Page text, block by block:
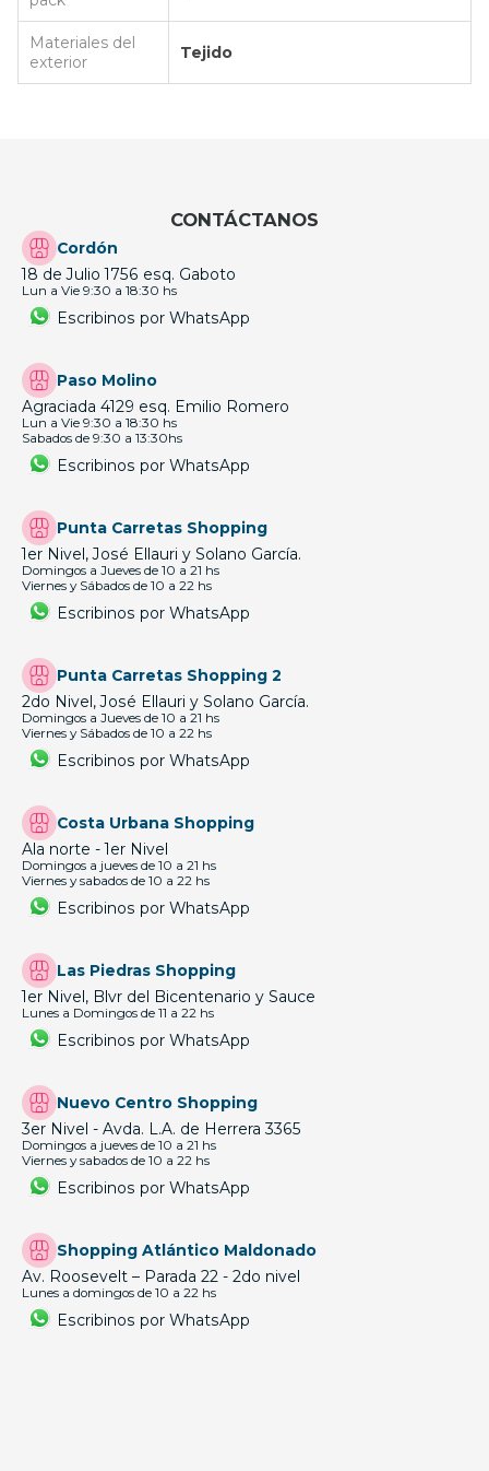
Materiales del
exterior
Tejido
CONTÁCTANOS
Cordón
18 de Julio 1756 esq. Gaboto
Lun a Vie 9:30 a 18:30 hs
Escribinos por WhatsApp
Paso Molino
Agraciada 4129 esq. Emilio Romero
Lun a Vie 9:30 a 18:30 hs
Sabados de 9:30 a 13:30hs
Escribinos por WhatsApp
Punta Carretas Shopping
1er Nivel, José Ellauri y Solano García.
Domingos a Jueves de 10 a 21 hs
Viernes y Sábados de 10 a 22 hs
Escribinos por WhatsApp
Punta Carretas Shopping 2
2do Nivel, José Ellauri y Solano García.
Domingos a Jueves de 10 a 21 hs
Viernes y Sábados de 10 a 22 hs
Escribinos por WhatsApp
Costa Urbana Shopping
Ala norte - 1er Nivel
Domingos a jueves de 10 a 21 hs
Viernes y sabados de 10 a 22 hs
Escribinos por WhatsApp
Las Piedras Shopping
1er Nivel, Blvr del Bicentenario y Sauce
Lunes a Domingos de 11 a 22 hs
Escribinos por WhatsApp
Nuevo Centro Shopping
3er Nivel - Avda. L.A. de Herrera 3365
Domingos a jueves de 10 a 21 hs
Viernes y sabados de 10 a 22 hs
Escribinos por WhatsApp
Shopping Atlántico Maldonado
Av. Roosevelt – Parada 22 - 2do nivel
Lunes a domingos de 10 a 22 hs
Escribinos por WhatsApp